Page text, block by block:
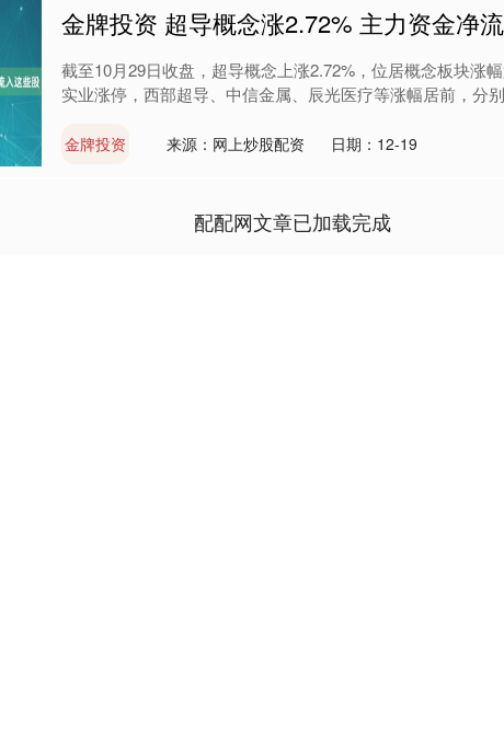
金牌投资 超导概念涨2.72% 主力资金净
截至10月29日收盘，超导概念上涨2.72%，位居概念板块涨
实业涨停，西部超导、中信金属、辰光医疗等涨幅居前，分
金牌投资 来源：网上炒股配资 日期：12-19
配配网文章已加载完成